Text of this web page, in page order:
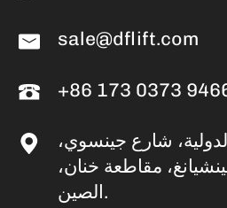
sale@dflift.com
+86 173 0373
الدولية، شارع جينسوي،
مقاطعة خنان،
الصين.